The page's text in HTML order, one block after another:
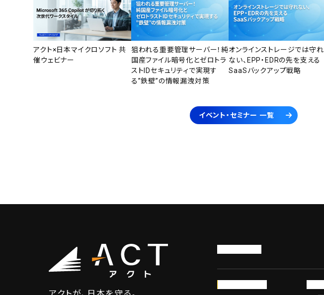
アクト×日本マイクロソフト 共
催ウェビナー
狙われる重要管理サーバー！純
国産ファイル暗号化とゼロトラ
ストIDセキュリティで実現す
る”鉄壁”の情報漏洩対策
オンラインストレージでは守れ
ない、EPP・EDRの先を支える
SaaSバックアップ戦略
イベント・セミナー 一覧